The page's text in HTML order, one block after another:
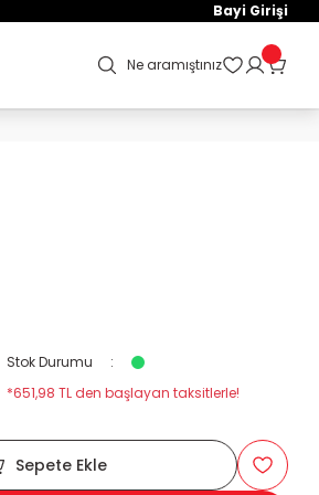
Bayi Girişi
Ne aramıştınız
Stok Durumu
*651,98 TL den başlayan taksitlerle!
Sepete Ekle